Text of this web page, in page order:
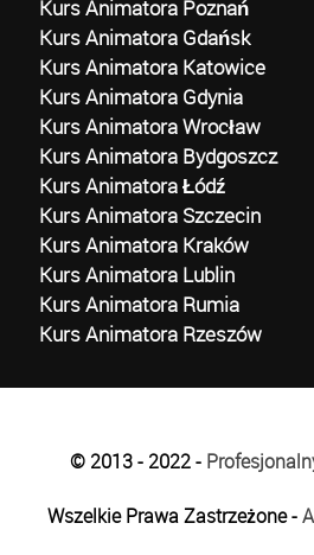
Kurs Animatora Poznań
Kurs Animatora Gdańsk
Kurs Animatora Katowice
Kurs Animatora Gdynia
Kurs Animatora Wrocław
Kurs Animatora Bydgoszcz
Kurs Animatora Łódź
Kurs Animatora Szczecin
Kurs Animatora Kraków
Kurs Animatora Lublin
Kurs Animatora Rumia
Kurs Animatora Rzeszów
© 2013 - 2022 -
Wszelkie Prawa Zastrzeżone -